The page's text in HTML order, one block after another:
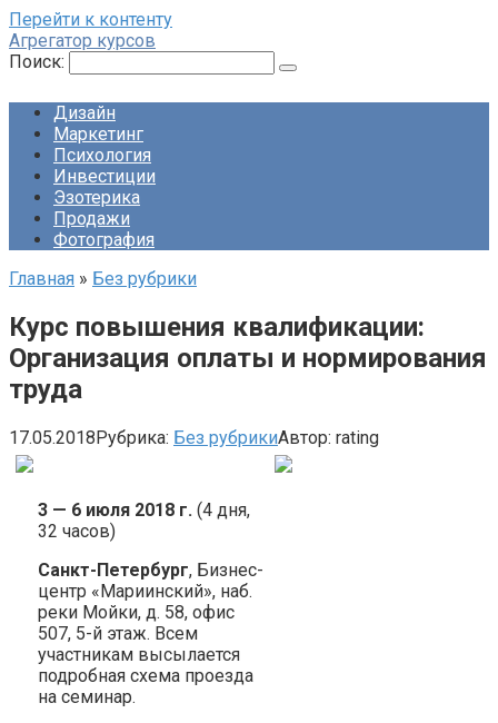
Перейти к контенту
Агрегатор курсов
Поиск:
Дизайн
Маркетинг
Психология
Инвестиции
Эзотерика
Продажи
Фотография
Главная » Без рубрики
Курс повышения квалификации:
Организация оплаты и нормирования
труда
17.05.2018Рубрика: Без рубрикиАвтор: rating
3 — 6 июля 2018 г. (4 дня,
32 часов)
Санкт-Петербург, Бизнес-
центр «Мариинский», наб.
реки Мойки, д. 58, офис
507, 5-й этаж. Всем
участникам высылается
подробная схема проезда
на семинар.